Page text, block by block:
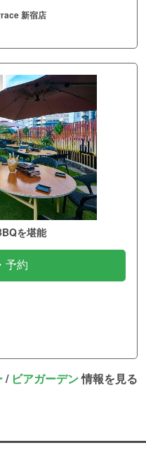
新宿店
を堪能
予約
/ ビアガーデン情報を見る